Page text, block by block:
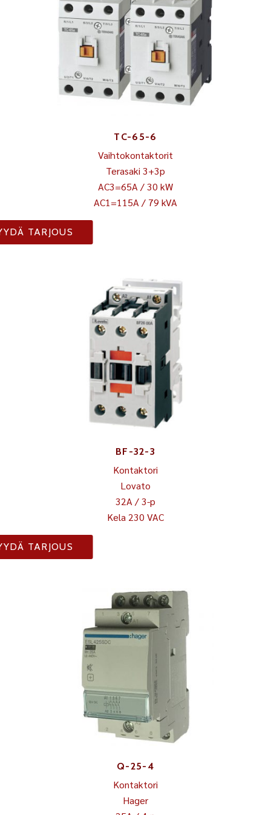
TC-65-6
Vaihtokontaktorit
Terasaki 3+3p
AC3=65A / 30 kW
AC1=115A / 79 kVA
TARJOUS
BF-32-3
Kontaktori
Lovato
32A / 3-p
Kela 230 VAC
TARJOUS
Q-25-4
Kontaktori
Hager